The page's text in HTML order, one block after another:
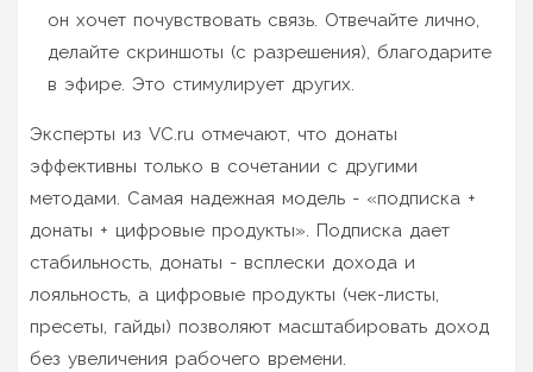
он хочет почувствовать связь. Отвечайте лично,
делайте скриншоты (с разрешения), благодарите
в эфире. Это стимулирует других.
Эксперты из VC.ru отмечают, что донаты
эффективны только в сочетании с другими
методами. Самая надежная модель - «подписка +
донаты + цифровые продукты». Подписка дает
стабильность, донаты - всплески дохода и
лояльность, а цифровые продукты (чек-листы,
пресеты, гайды) позволяют масштабировать доход
без увеличения рабочего времени.